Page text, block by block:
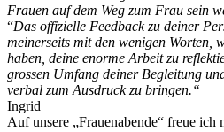
Frauen auf dem Weg zum Frau sein
“Das offizielle Feedback zu deiner
meinerseits mit den wenigen Worten,
haben, deine enorme Arbeit zu
grossen Umfang deiner Begleitung
verbal zum Ausdruck zu bringen.“
Ingrid
Auf unsere „Frauenabende“ freue ich